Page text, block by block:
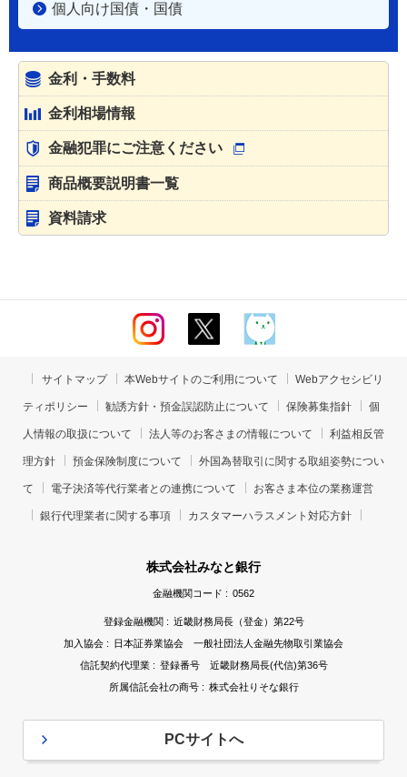
個人向け国債・国債
金利・手数料
金利相場情報
金融犯罪にご注意ください
商品概要説明書一覧
資料請求
サイトマップ 本Webサイトのご利用について Webアクセシビリ
ティポリシー 勧誘方針・預金誤認防止について 保険募集指針 個
人情報の取扱について 法人等のお客さまの情報について 利益相反管
理方針 預金保険制度について 外国為替取引に関する取組姿勢につい
て 電子決済等代行業者との連携について お客さま本位の業務運営
銀行代理業者に関する事項 カスタマーハラスメント対応方針
株式会社みなと銀行
金融機関コード : 0562
登録金融機関 : 近畿財務局長（登金）第22号
加入協会 : 日本証券業協会 一般社団法人金融先物取引業協会
信託契約代理業 : 登録番号 近畿財務局長(代信)第36号
所属信託会社の商号 : 株式会社りそな銀行
PCサイトへ